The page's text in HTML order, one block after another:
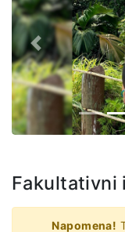
Prethodno
Fakultativni
Napomena!